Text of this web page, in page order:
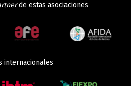
de estas asociaciones
internacionales